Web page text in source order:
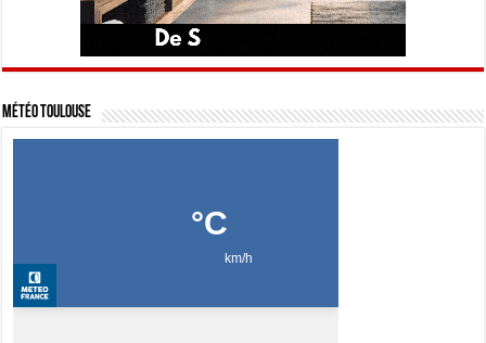
Météo Toulouse